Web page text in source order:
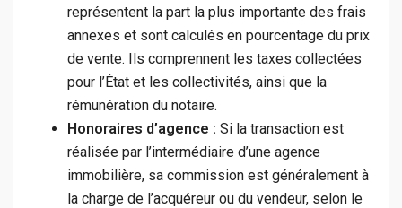
représentent la part la plus importante des frais
annexes et sont calculés en pourcentage du prix
de vente. Ils comprennent les taxes collectées
pour l’État et les collectivités, ainsi que la
rémunération du notaire.
Honoraires d’agence : Si la transaction est
réalisée par l’intermédiaire d’une agence
immobilière, sa commission est généralement à
la charge de l’acquéreur ou du vendeur, selon le